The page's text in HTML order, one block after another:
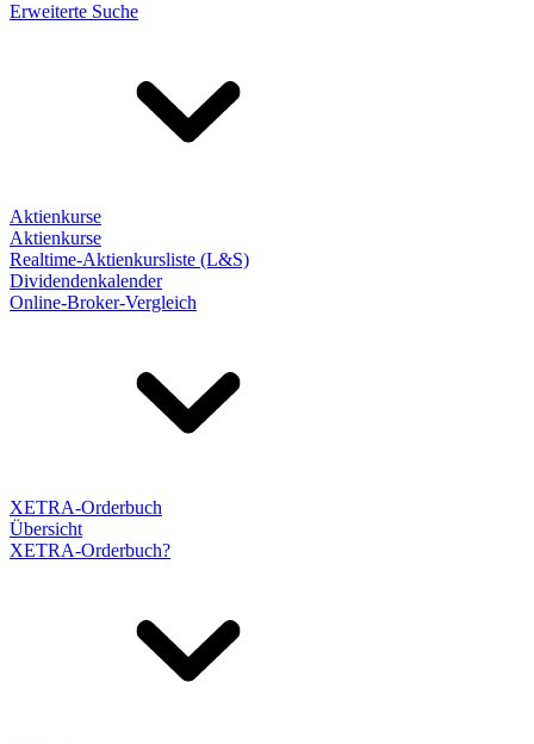
Erweiterte Suche
Aktienkurse
Aktienkurse
Realtime-Aktienkursliste (L&S)
Dividendenkalender
Online-Broker-Vergleich
XETRA-Orderbuch
Übersicht
XETRA-Orderbuch?